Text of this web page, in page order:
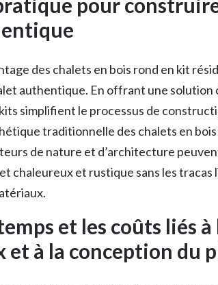
des chalets en bois rond en kit
authentique. En offrant une solution
simplifient le processus de
traditionnelle des chalets en
de nature et d’architecture
chaleureux et rustique sans les tracas
et les coûts liés à
et à la conception du